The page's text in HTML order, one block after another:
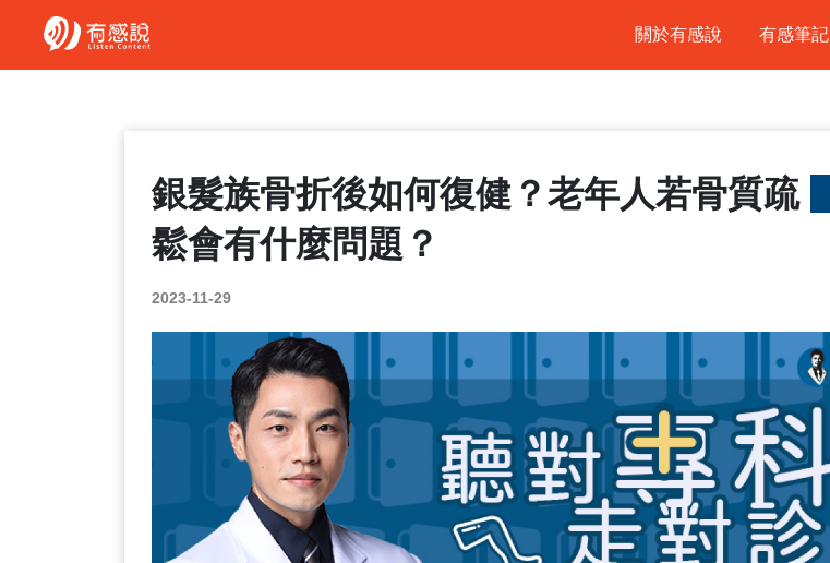
關於有感說 有感筆記
銀髮族骨折後如何復健？老年人若骨質疏
鬆會有什麼問題？
2023-11-29